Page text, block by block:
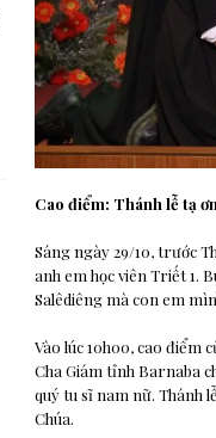
Cao điểm: Thánh lễ tạ
Sáng ngày 29/10, trước
anh em học viên Triết 1.
Salêdiêng mà con em
Vào lúc 10h00, cao điểm
Cha Giám tỉnh Barnaba
quý tu sĩ nam nữ. Thánh
Chúa.